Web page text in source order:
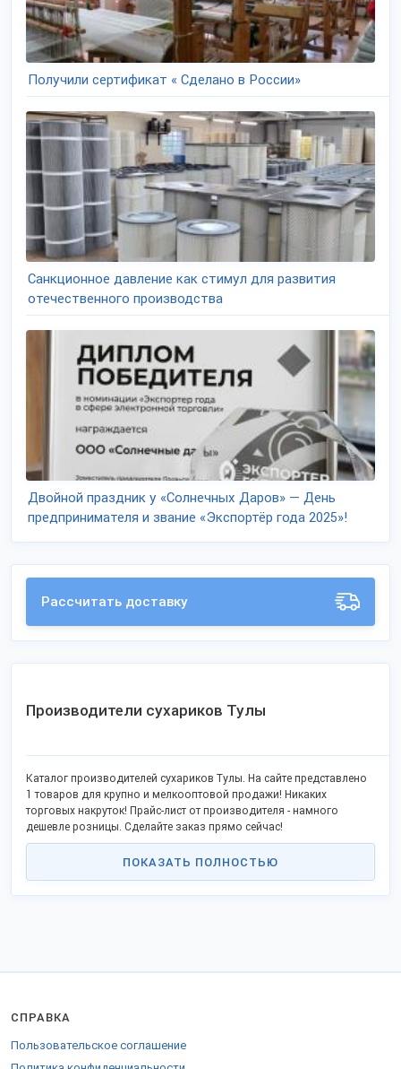
Получили сертификат « Сделано в России»
Санкционное давление как стимул для развития
отечественного производства
Двойной праздник у «Солнечных Даров» — День
предпринимателя и звание «Экспортёр года 2025»!
Рассчитать доставку
Производители сухариков Тулы
Каталог производителей сухариков Тулы. На сайте представлено
1 товаров для крупно и мелкооптовой продажи! Никаких
торговых накруток! Прайс-лист от производителя - намного
дешевле розницы. Сделайте заказ прямо сейчас!
ПОКАЗАТЬ ПОЛНОСТЬЮ
СПРАВКА
Пользовательское соглашение